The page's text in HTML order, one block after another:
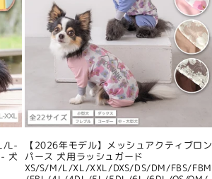
L-
犬
【2026年モデル】メッシュアクティブロン
パース 犬用ラッシュガード
XS/S/M/L/XL/XXL/DXS/DS/DM/FBS/FBM